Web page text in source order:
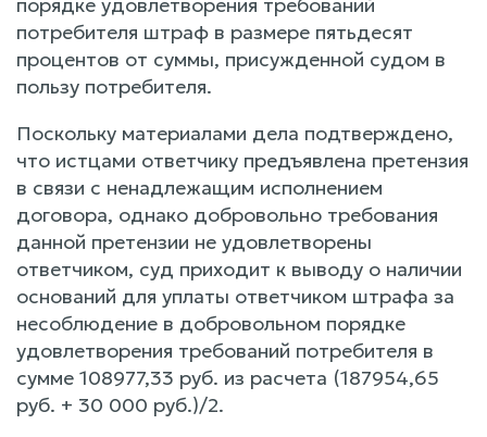
потребителя штраф в размере пятьдесят
процентов от суммы, присужденной судом в
пользу потребителя.
Поскольку материалами дела подтверждено,
что истцами ответчику предъявлена претензия
в связи с ненадлежащим исполнением
договора, однако добровольно требования
данной претензии не удовлетворены
ответчиком, суд приходит к выводу о наличии
оснований для уплаты ответчиком штрафа за
несоблюдение в добровольном порядке
удовлетворения требований потребителя в
сумме 108977,33 руб. из расчета (187954,65
руб. + 30 000 руб.)/2.